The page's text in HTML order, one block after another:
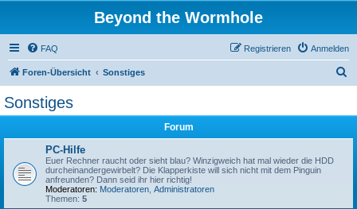
Beyond the Wormhole
FAQ Anmelden
Registrieren
Foren-Übersicht Sonstiges
Sonstiges
Forum
PC-Hilfe
Euer Rechner raucht oder sieht blau? Winzigweich hat mal wieder die HDD
durcheinandergewirbelt? Die Klapperkiste will sich nicht mit dem Pinguin
anfreunden? Dann seid ihr hier richtig!
Moderatoren: Moderatoren Administratoren
Themen: 5